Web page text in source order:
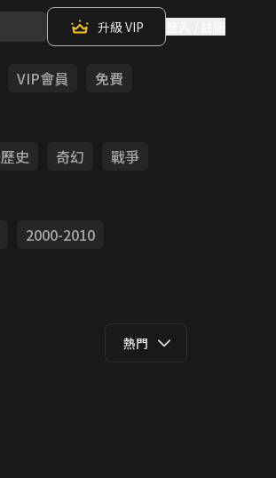
升級 VIP
VIP會員
免費
歷史 奇幻
戰爭
2000-2010
熱門